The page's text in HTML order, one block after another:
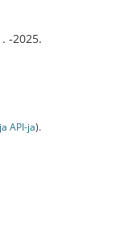
-2025.
API-jа).